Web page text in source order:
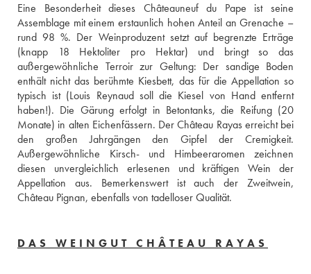
Eine Besonderheit dieses Châteauneuf du Pape ist seine
Assemblage mit einem erstaunlich hohen Anteil an Grenache –
rund 98 %. Der Weinproduzent setzt auf begrenzte Erträge
(knapp 18 Hektoliter pro Hektar) und bringt so das
außergewöhnliche Terroir zur Geltung: Der sandige Boden
enthält nicht das berühmte Kiesbett, das für die Appellation so
typisch ist (Louis Reynaud soll die Kiesel von Hand entfernt
haben!). Die Gärung erfolgt in Betontanks, die Reifung (20
Monate) in alten Eichenfässern. Der Château Rayas erreicht bei
den großen Jahrgängen den Gipfel der Cremigkeit.
Außergewöhnliche Kirsch- und Himbeeraromen zeichnen
diesen unvergleichlich erlesenen und kräftigen Wein der
Appellation aus. Bemerkenswert ist auch der Zweitwein,
Château Pignan, ebenfalls von tadelloser Qualität.
DAS WEINGUT CHÂTEAU RAYAS